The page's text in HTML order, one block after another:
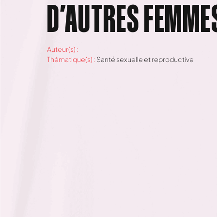
D’AUTRES
Auteur(s) :
Thématique(s) : Santé sexuelle et reproductive